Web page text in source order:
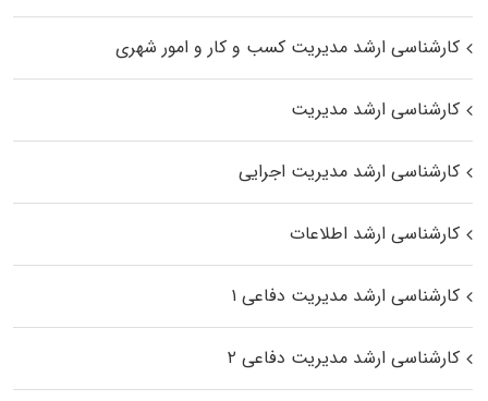
کارشناسی ارشد مدیریت کسب و کار و امور شهری
کارشناسی ارشد مدیریت
کارشناسی ارشد مدیریت اجرایی
کارشناسی ارشد اطلاعات
کارشناسی ارشد مدیریت دفاعی ۱
کارشناسی ارشد مدیریت دفاعی ۲